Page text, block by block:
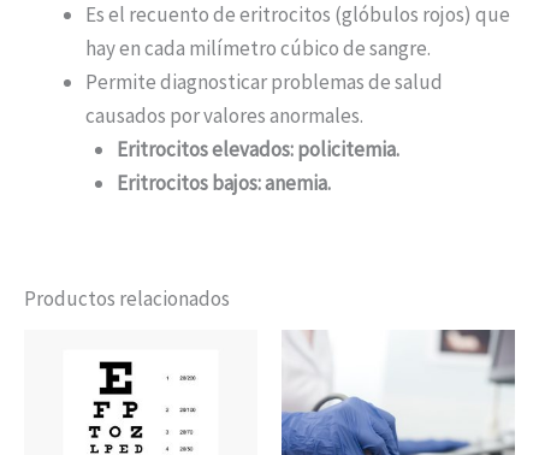
Es el recuento de eritrocitos (glóbulos rojos) que
hay en cada milímetro cúbico de sangre.
Permite diagnosticar problemas de salud
causados por valores anormales.
Eritrocitos elevados: policitemia.
Eritrocitos bajos: anemia.
Productos relacionados